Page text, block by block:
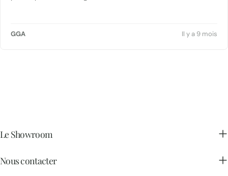
GGA Il y a 9 mois
Le Showroom
Nous contacter